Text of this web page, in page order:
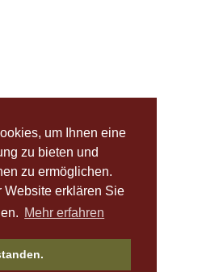
um Ihnen eine
zu bieten und
zu ermöglichen.
Website erklären Sie
Mehr erfahren